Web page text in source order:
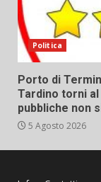
Politica
Porto di
Tardino torni
pubbliche non
5 Agosto 2026